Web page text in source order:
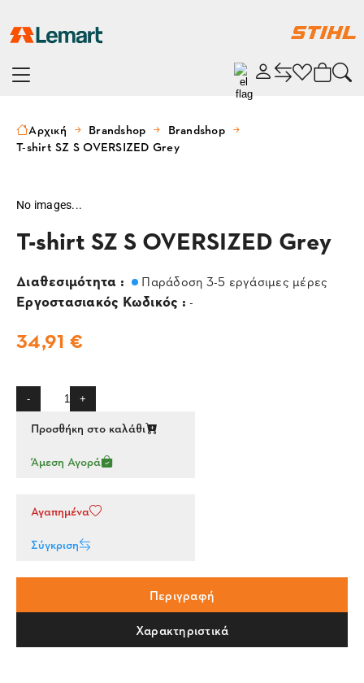
Αρχική Brandshop
Brandshop
T-shirt SZ S OVERSIZED Grey
No images...
T-shirt SZ S OVERSIZED Grey
Διαθεσιμότητα : Παράδοση 3-5 εργάσιμες μέρες
Εργοστασιακός Κωδικός : -
34,91 €
- +
Προσθήκη στο καλάθι
Άμεση Αγορά
Αγαπημένα
Σύγκριση
Περιγραφή
Χαρακτηριστικά